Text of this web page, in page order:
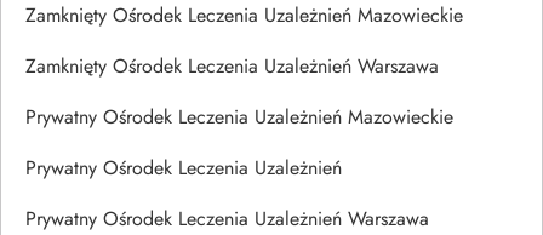
Zamknięty Ośrodek Leczenia Uzależnień Mazowieckie
Zamknięty Ośrodek Leczenia Uzależnień Warszawa
Prywatny Ośrodek Leczenia Uzależnień Mazowieckie
Prywatny Ośrodek Leczenia Uzależnień
Prywatny Ośrodek Leczenia Uzależnień Warszawa